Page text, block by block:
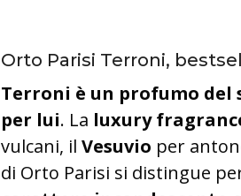
Orto Parisi Terroni,
Terroni è un profumo del
per lui. La luxury
vulcani, il Vesuvio per
di Orto Parisi si distingue